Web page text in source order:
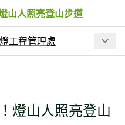
山人照亮登山步道
工程管理處
裡去? 士林官邸賞蘭正當
燈山人照亮登山